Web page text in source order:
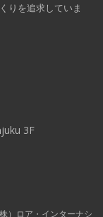
りを追求していま
3F
）ロア・インターナシ